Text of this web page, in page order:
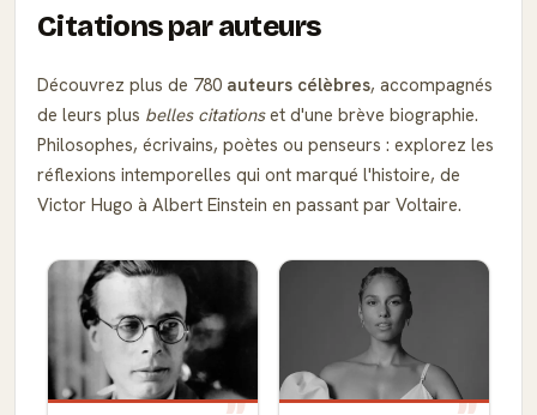
Citations par auteurs
Découvrez plus de 780 auteurs célèbres, accompagnés
de leurs plus belles citationset d'une brève biographie.
Philosophes, écrivains, poètes ou penseurs : explorez les
réflexions intemporelles qui ont marqué l'histoire, de
Victor Hugo à Albert Einstein en passant par Voltaire.